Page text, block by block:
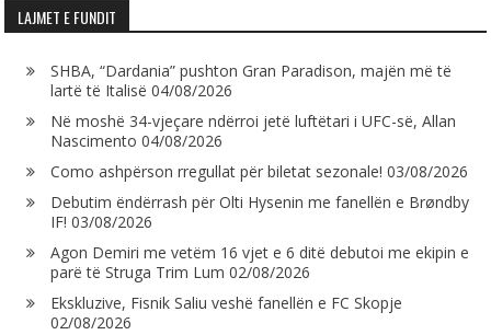
LAJMET E FUNDIT
SHBA, “Dardania” pushton Gran Paradison, majën më të
lartë të Italisë 04/08/2026
Në moshë 34-vjeçare ndërroi jetë luftëtari i UFC-së, Allan
Nascimento 04/08/2026
Como ashpërson rregullat për biletat sezonale! 03/08/2026
Debutim ëndërrash për Olti Hysenin me fanellën e Brøndby
IF! 03/08/2026
Agon Demiri me vetëm 16 vjet e 6 ditë debutoi me ekipin e
parë të Struga Trim Lum 02/08/2026
Ekskluzive, Fisnik Saliu veshë fanellën e FC Skopje
02/08/2026